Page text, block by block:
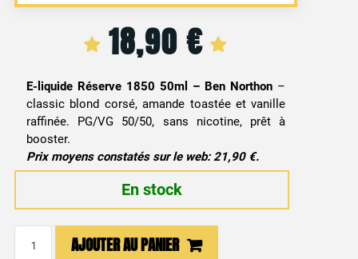
18,90€
E-liquide Réserve 1850 50ml – Ben Northon –
classic blond corsé, amande toastée et vanille
raffinée. PG/VG 50/50, sans nicotine, prêt à
booster.
Prix moyens constatés sur le web: 21,90 €.
En stock
AJOUTER AU PANIER